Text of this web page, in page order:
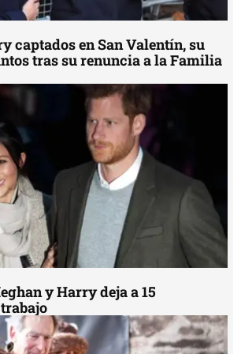
captados en San Valentín, su
tras su renuncia a la Familia
y Harry deja a 15